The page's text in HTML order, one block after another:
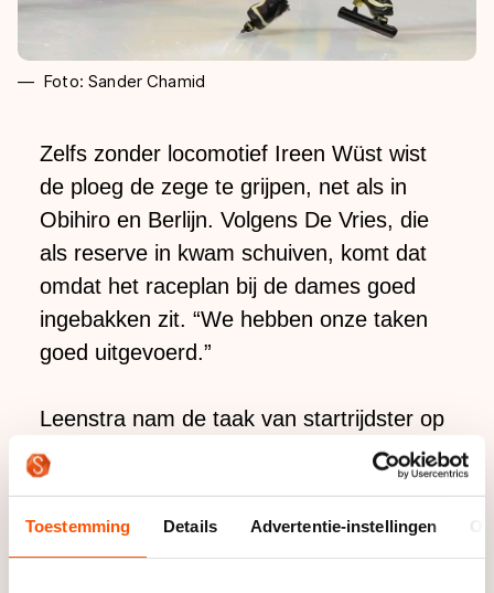
Toestemming Details Advertentie-instellingen
Foto: Sander Chamid
Zelfs zonder locomotief Ireen Wüst wist
de ploeg de zege te grijpen, net als in
Obihiro en Berlijn. Volgens De Vries, die
als reserve in kwam schuiven, komt dat
omdat het raceplan bij de dames goed
ingebakken zit. “We hebben onze taken
goed uitgevoerd.”
Leenstra nam de taak van startrijdster op
zich. Normaal neemt Wüst dat voor haar
rekening. “Degene die het beste op gang
komt start. En Marrit kan dat heel goed.”